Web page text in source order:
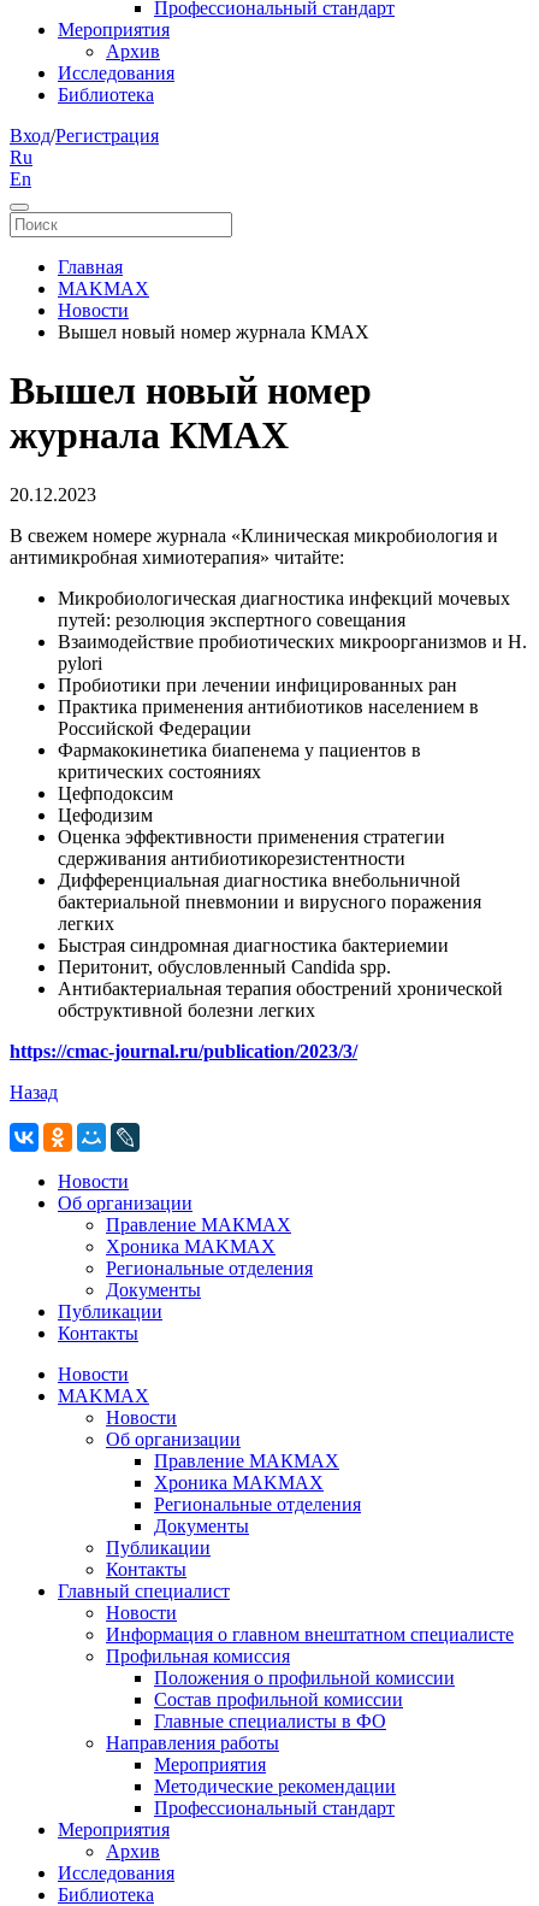
Профессиональный стандарт
Мероприятия
Архив
Исследования
Библиотека
Вход/Регистрация
Ru
En
Главная
MAKMAX
Новости
Вышел новый номер журнала КМАХ
Вышел новый номер
журнала КМАХ
20.12.2023
В свежем номере журнала «Клиническая микробиология и
антимикробная химиотерапия» читайте:
Микробиологическая диагностика инфекций мочевых
путей: резолюция экспертного совещания
Взаимодействие пробиотических микроорганизмов и H.
pylori
Пробиотики при лечении инфицированных ран
Практика применения антибиотиков населением в
Российской Федерации
Фармакокинетика биапенема у пациентов в
критических состояниях
Цефподоксим
Цефодизим
Оценка эффективности применения стратегии
сдерживания антибиотикорезистентности
Дифференциальная диагностика внебольничной
бактериальной пневмонии и вирусного поражения
легких
Быстрая синдромная диагностика бактериемии
Перитонит, обусловленный Candida spp.
Антибактериальная терапия обострений хронической
обструктивной болезни легких
https://cmac-journal.ru/publication/2023/3/
Назад
Новости
Об организации
Правление МАКМАХ
Хроника MAKMAX
Региональные отделения
Документы
Публикации
Контакты
Новости
MAKMAX
Новости
Об организации
Правление МАКМАХ
Хроника MAKMAX
Региональные отделения
Документы
Публикации
Контакты
Главный специалист
Новости
Информация о главном внештатном специалисте
Профильная комиссия
Положения о профильной комиссии
Состав профильной комиссии
Главные специалисты в ФО
Направления работы
Мероприятия
Методические рекомендации
Профессиональный стандарт
Мероприятия
Архив
Исследования
Библиотека